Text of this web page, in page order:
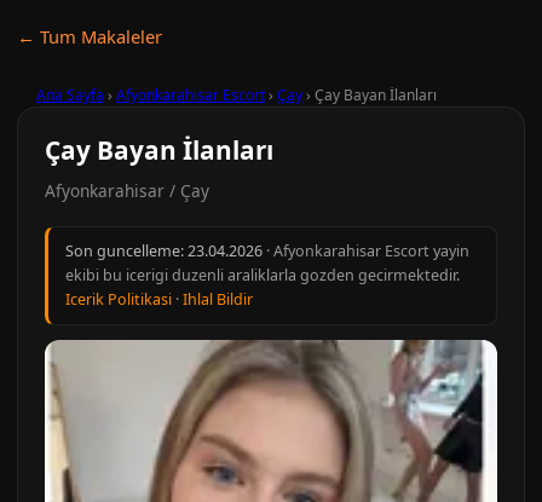
← Tum Makaleler
Ana Sayfa › Afyonkarahisar Escort› Çay› Çay Bayan İlanları
Çay Bayan İlanları
Afyonkarahisar / Çay
Son guncelleme:23.04.2026 · Afyonkarahisar Escort yayin
ekibi bu icerigi duzenli araliklarla gozden gecirmektedir.
Icerik Politikasi ·Ihlal Bildir